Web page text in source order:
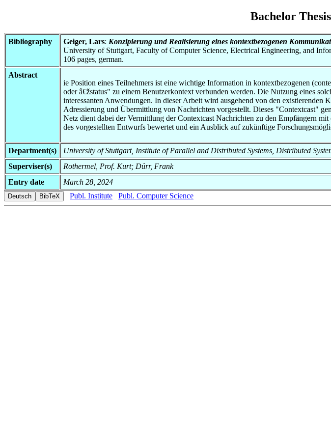
Bachelor
Bibliography Geiger, Lars: Konzipierung und Realisierung eines kontextbezogenen
University of Stuttgart, Faculty of Computer Science, Electrical Engineering, and
106 pages, german.
Abstract
ie Position eines Teilnehmers ist eine wichtige Information in kontextbezogenen
oder â€žstatus" zu einem Benutzerkontext verbunden werden. Die Nutzung eines
interessanten Anwendungen. In dieser Arbeit wird ausgehend von den
Adressierung und Übermittlung von Nachrichten vorgestellt. Dieses "Contextcast"
Netz dient dabei der Vermittlung der Contextcast Nachrichten zu den Empfängern
des vorgestellten Entwurfs bewertet und ein Ausblick auf zukünftige
Department(s)
University of Stuttgart, Institute of Parallel and Distributed Systems, Distributed
Superviser(s)
Rothermel, Prof. Kurt; Dürr, Frank
Entry date
March 28, 2024
Publ. Institute
Publ. Computer Science